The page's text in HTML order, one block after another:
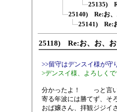
25135)
25140) Re:お、
25141) Re:
25118) Re:お、お、
>>留守はデンスイ様が守
>デンスイ様、よろしくで
分かったよ！ っと言い
寄る年波には勝てず、そ
おば嬢さん、拝観ジジイ